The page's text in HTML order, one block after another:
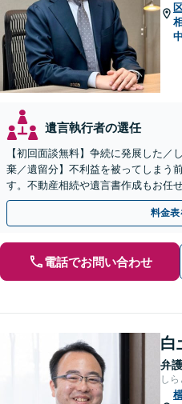
中
遺言執行者の選任
【初回面談無料】争続に発展した／
棄／遺留分】不利益を被ってしまう
す。不動産相続や遺言書作成もお任
能
料金表
電話でお問い合わせ
白
弁
し